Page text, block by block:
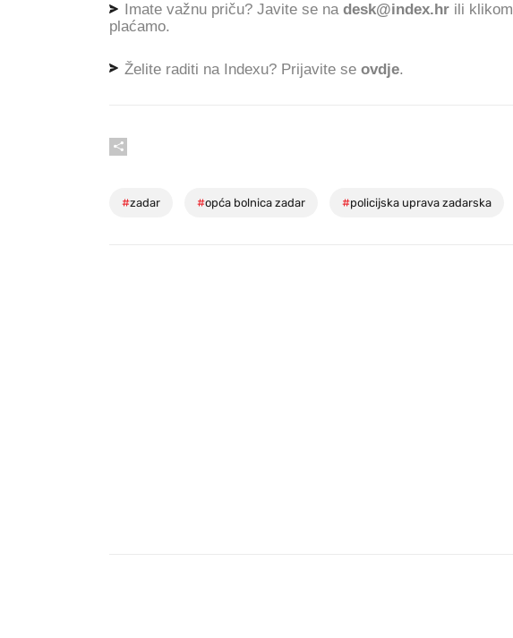
Imate važnu priču? Javite se na desk@index.hr ili klikom
plaćamo.
Želite raditi na Indexu? Prijavite se ovdje.
#zadar #opća bolnica zadar #policijska uprava zadarska